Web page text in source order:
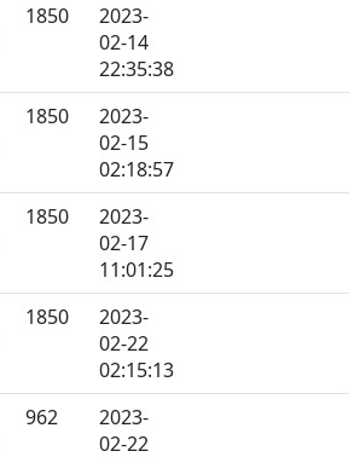
1850
2023-
02-14
22:35:38
1850
2023-
02-15
02:18:57
1850
2023-
02-17
11:01:25
1850
2023-
02-22
02:15:13
962
2023-
02-22